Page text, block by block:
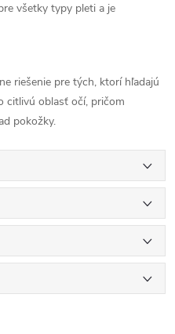
všetky typy pleti a je
riešenie pre tých, ktorí hľadajú
citlivú oblasť očí, pričom
pokožky.